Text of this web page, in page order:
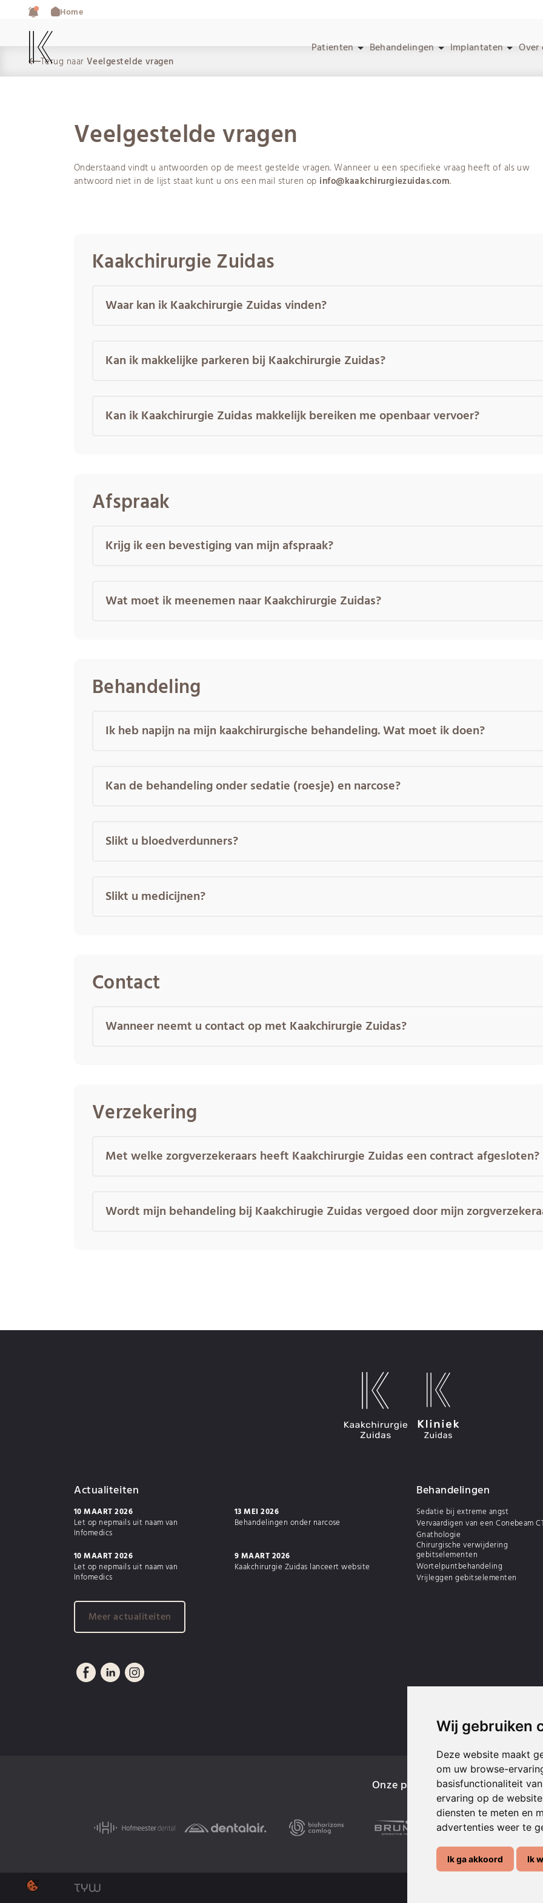
Wij gebruiken
Deze website maakt
om uw browse-
basisfunctionaliteit
ervaring op de
diensten te meten en
advertenties weer te
Ik ga akkoord Ik
10-03-2026
Op dit moment zijn er phishingmails in omloop uit naam van Infomedics met als onderwerp ‘Openstaande
Voor afspraken en vragen
Home
Patienten Behandelingen Implantaten Over
Terug naarVeelgestelde vragen
Veelgestelde vragen
Onderstaand vindt u antwoorden op de meest gestelde vragen. Wanneer u een specifieke vraag heeft of als uw
antwoord niet in de lijst staat kunt u ons een mail sturen op info@kaakchirurgiezuidas.com.
Kaakchirurgie Zuidas
Waar kan ik Kaakchirurgie Zuidas vinden?
Kan ik makkelijke parkeren bij Kaakchirurgie Zuidas?
Kan ik Kaakchirurgie Zuidas makkelijk bereiken me openbaar vervoer?
Afspraak
Krijg ik een bevestiging van mijn afspraak?
Wat moet ik meenemen naar Kaakchirurgie Zuidas?
Behandeling
Ik heb napijn na mijn kaakchirurgische behandeling. Wat moet ik doen?
Kan de behandeling onder sedatie (roesje) en narcose?
Slikt u bloedverdunners?
Slikt u medicijnen?
Contact
Wanneer neemt u contact op met Kaakchirurgie Zuidas?
Verzekering
Met welke zorgverzekeraars heeft Kaakchirurgie Zuidas een contract afgesloten?
Wordt mijn behandeling bij Kaakchirugie Zuidas vergoed door mijn
Actualiteiten
10 MAART 2026
Let op nepmails uit naam van
Infomedics
13 MEI 2026
Behandelingen onder narcose
10 MAART 2026
Let op nepmails uit naam van
Infomedics
9 MAART 2026
Kaakchirurgie Zuidas lanceert website
Meer actualiteiten
Behandelingen
Sedatie bij extreme angst
Vervaardigen van een Conebeam
Gnathologie
Chirurgische verwijdering
gebitselementen
Wortelpuntbehandeling
Vrijleggen gebitselementen
Onze partners